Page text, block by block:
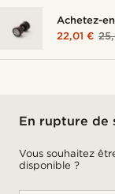
Achetez-
22,01 €
En rupture de
Vous souhaitez
disponible ?